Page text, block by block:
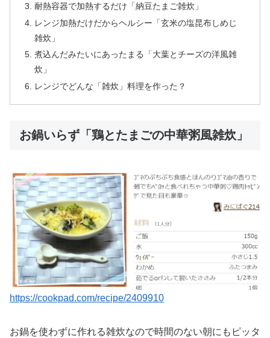
耐熱容器で加熱するだけ「納豆たまご雑炊」
レンジ加熱だけだからヘルシー「玄米の塩昆布しめじ
雑炊」
煮込んだみたいにあったまる「大葉とチーズの洋風雑
炊」
レンジでどんな「雑炊」料理を作った？
お鍋いらず「鶏とたまごの中華粥風雑炊」
https://cookpad.com/recipe/2409910
お鍋を使わずに作れる雑炊なので時間のない朝にもピッタ